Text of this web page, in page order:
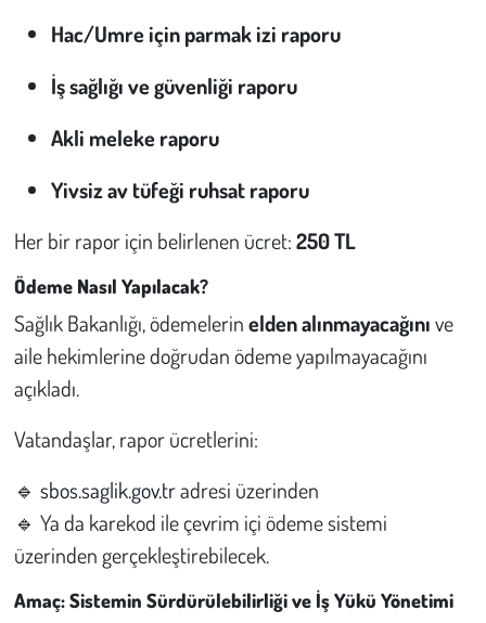
Hac/Umre için parmak izi raporu
İş sağlığı ve güvenliği raporu
Akli meleke raporu
Yivsiz av tüfeği ruhsat raporu
Her bir rapor için belirlenen ücret:250 TL
Ödeme Nasıl Yapılacak?
Sağlık Bakanlığı, ödemelerinelden alınmayacağınıve
aile hekimlerine doğrudan ödeme yapılmayacağını
açıkladı.
Vatandaşlar, rapor ücretlerini:
🔹 sbos.saglik.gov.tradresi üzerinden
🔹 Ya da karekod ile çevrim içi ödeme sistemi
üzerinden gerçekleştirebilecek.
Amaç: Sistemin Sürdürülebilirliği ve İş Yükü Yönetimi
Tarih
Hukuk
Tarım
Son Dakika
Kent
Eğlence